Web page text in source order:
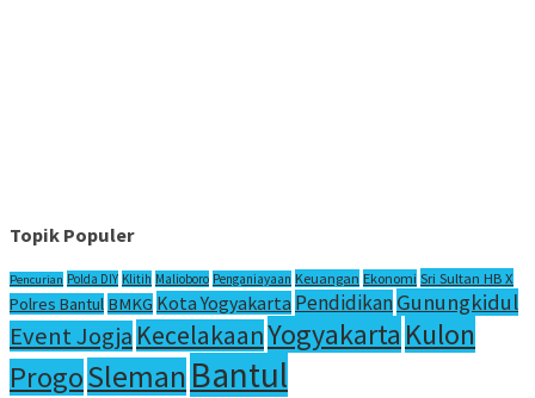
Topik Populer
Pencurian Polda DIY Klitih Malioboro Penganiayaan Keuangan Ekonomi Sri Sultan HB X
Polres Bantul BMKG Kota Yogyakarta PendidikanGunungkidul
Event Jogja KecelakaanYogyakarta Kulon
ProgoSleman Bantul